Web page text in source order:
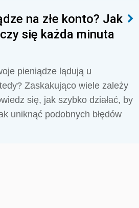
na złe konto? Jak
się każda minuta
pieniądze lądują u
Zaskakująco wiele zależy
się, jak szybko działać, by
uniknąć podobnych błędów